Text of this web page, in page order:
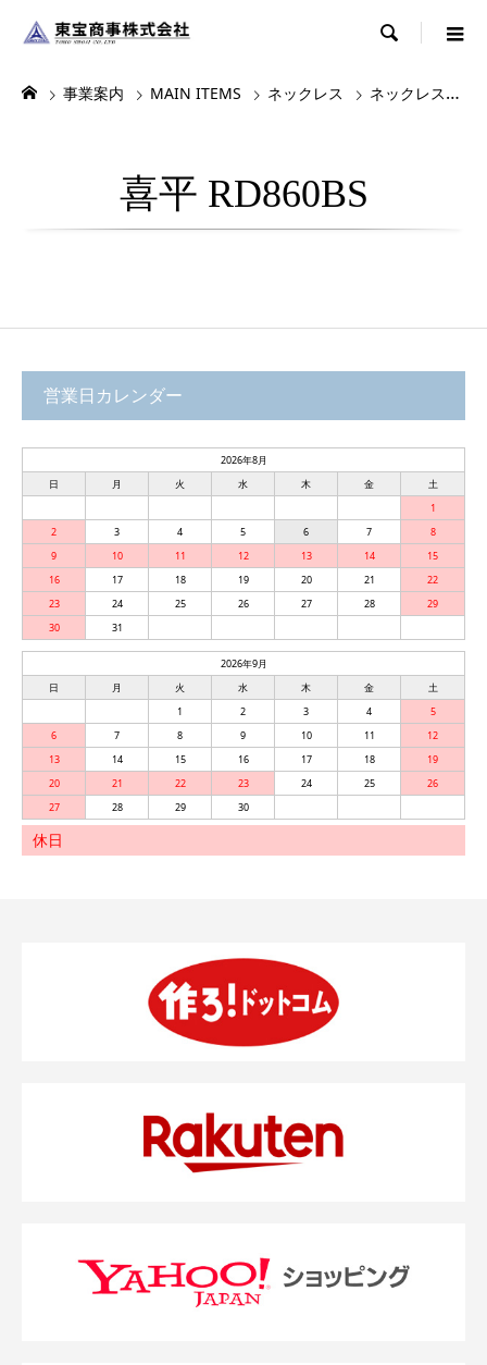

事業案内 MAIN ITEMS ネックレス ネックレス・チョーカー
喜平 RD860BS
営業日カレンダー
2026年8月
日
月 火 水 木 金
土
1
2
3 4 5 6 7
8
9
10 11 12 13 14
15
16
17 18 19 20 21
22
23
24 25 26 27 28
29
30
31
2026年9月
日
月 火 水 木 金
土
1
2 3 4
5
6
7 8 9 10 11
12
13
14 15 16 17 18
19
20
21 22 23 24 25
26
27
28 29 30
休日